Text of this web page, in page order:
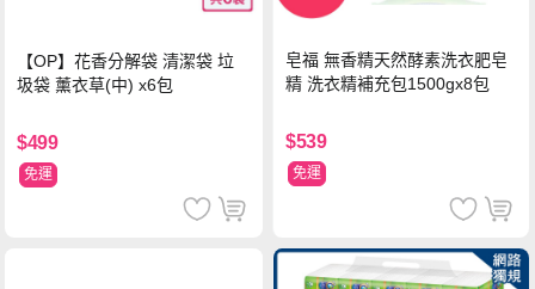
【OP】花香分解袋 清潔袋 垃
圾袋 薰衣草(中) x6包
$499
免運
皂福 無香精天然酵素洗衣肥皂
精 洗衣精補充包1500gx8包
$539
免運